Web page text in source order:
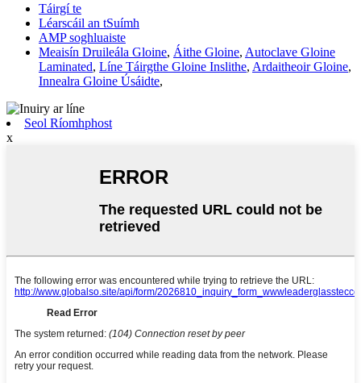
Táirgí te
Léarscáil an tSuímh
AMP soghluaiste
Meaisín Druileála Gloine, Áithe Gloine, Autoclave Gloine
Laminated, Líne Táirgthe Gloine Inslithe, Ardaitheoir Gloine,
Innealra Gloine Úsáidte,
Seol Ríomhphost
x